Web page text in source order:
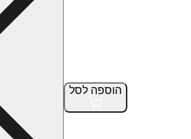
הוספה לסל